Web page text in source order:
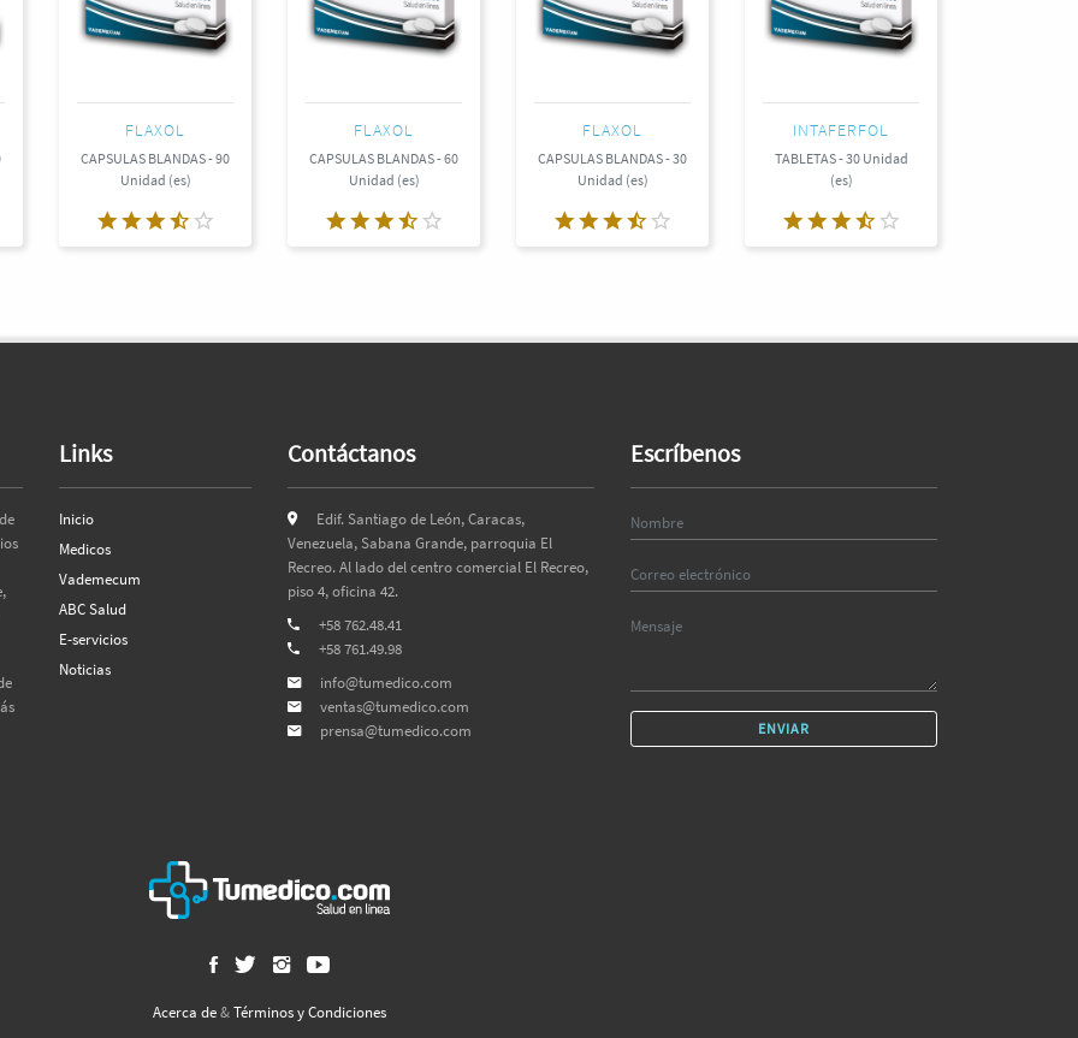
FLAXOL
CAPSULAS BLANDAS - 90
Unidad (es)
FLAXOL
CAPSULAS BLANDAS - 60
Unidad (es)
FLAXOL
CAPSULAS BLANDAS - 30
Unidad (es)
INTAFERFOL
TABLETAS - 30 Unidad
(es)
Links
Inicio
Medicos
Vademecum
ABC Salud
E-servicios
Noticias
Contáctanos
Edif. Santiago de León, Caracas,
Venezuela, Sabana Grande, parroquia El
Recreo. Al lado del centro comercial El Recreo,
piso 4, oficina 42.
+58 762.48.41
+58 761.49.98
info@tumedico.com
ventas@tumedico.com
prensa@tumedico.com
Escríbenos
ENVIAR
Acerca de&Términos y Condiciones